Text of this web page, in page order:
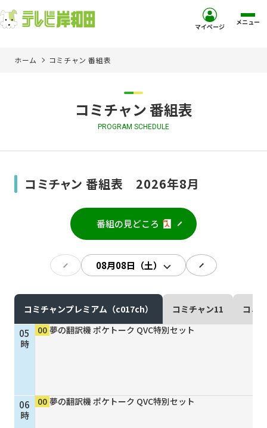
ご加入を検討中の方
現在ご利用中の方
ご加入お申し込み・資
マイページ メニュー
ホーム コミチャン 番組表
コミチャン 番組表
PROGRAM SCHEDULE
コミチャン 番組表 2026年8月
番組の見どころ
コミチャンプレミアム（c017ch） コミチャン11 コミ
05
時
06
時
00 夢の翻訳機 ポケトーク QVC特別セット
00 夢の翻訳機 ポケトーク QVC特別セット